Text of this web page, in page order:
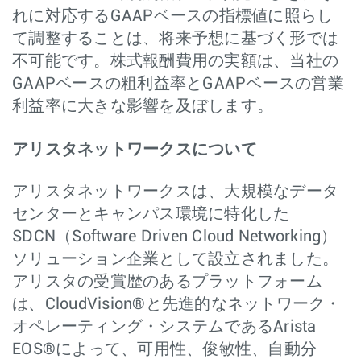
れに対応するGAAPベースの指標値に照らし
て調整することは、将来予想に基づく形では
不可能です。株式報酬費用の実額は、当社の
GAAPベースの粗利益率とGAAPベースの営業
利益率に大きな影響を及ぼします。
アリスタネットワークスについて
アリスタネットワークスは、大規模なデータ
センターとキャンパス環境に特化した
SDCN（Software Driven Cloud Networking）
ソリューション企業として設立されました。
アリスタの受賞歴のあるプラットフォーム
は、CloudVision®と先進的なネットワーク・
オペレーティング・システムであるArista
EOS®によって、可用性、俊敏性、自動分